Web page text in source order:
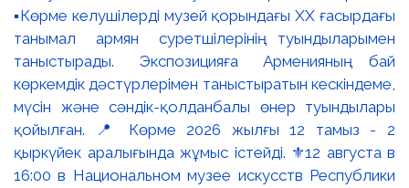
▪️Көрме келушілерді музей қорындағы ХХ ғасырдағы
танымал армян суретшілерінің туындыларымен
таныстырады. Экспозицияға Арменияның бай
көркемдік дәстүрлерімен таныстыратын кескіндеме,
мүсін және сәндік-қолданбалы өнер туындылары
қойылған. 📍 Көрме 2026 жылғы 12 тамыз - 2
қыркүйек аралығында жұмыс істейді. ⚜️12 августа в
16:00 в Национальном музее искусств Республики